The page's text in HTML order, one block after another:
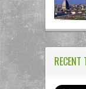
RECENT